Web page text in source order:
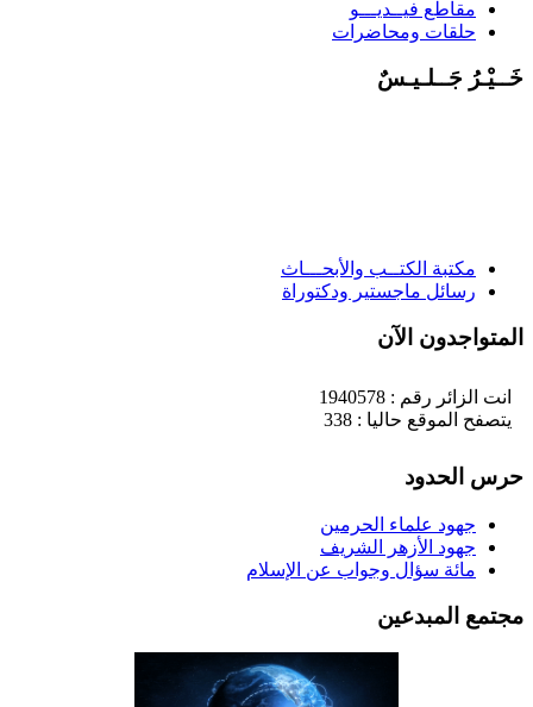
مقاطع فيــديـــو
حلقات ومحاضرات
جَــلـيـسٌ
مكتبة الكتــب والأبحـــاث
رسائل ماجستير ودكتوراة
الآن
انت الزائر رقم : 1940578
يتصفح الموقع حاليا : 338
الحدود
جهود علماء الحرمين
جهود الأزهر الشريف
مائة سؤال وجواب عن الإسلام
المبدعين